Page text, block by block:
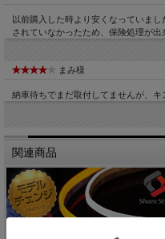
以前購入した時より安くなっていま
されていなかったため、保険処理が
まみ様
納車待ちでまだ取付してませんが、
関連商品